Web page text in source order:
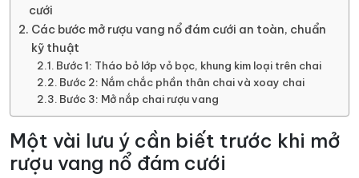
cưới
Các bước mở rượu vang nổ đám cưới an toàn, chuẩn
kỹ thuật
Bước 1: Tháo bỏ lớp vỏ bọc, khung kim loại trên chai
Bước 2: Nắm chắc phần thân chai và xoay chai
Bước 3: Mở nắp chai rượu vang
Một vài lưu ý cần biết trước khi mở
rượu vang nổ đám cưới